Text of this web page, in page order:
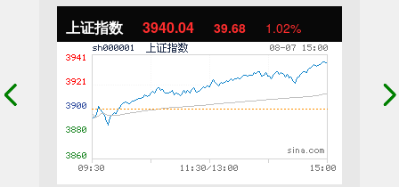
上证指数 3940.04 39.68 1.02%